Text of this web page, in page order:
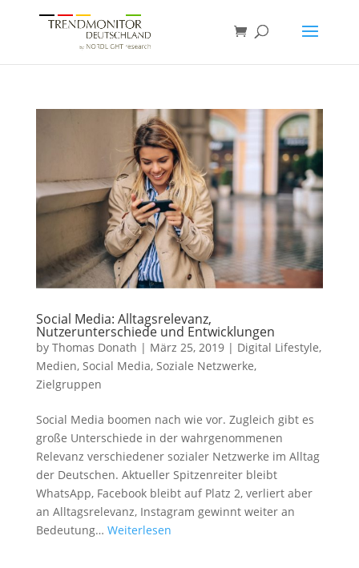
Social Media: Alltagsrelevanz,
Nutzerunterschiede und Entwicklungen
by Thomas Donath | März 25, 2019| Digital Lifestyle,
Medien, Social Media, Soziale Netzwerke,
Zielgruppen
Social Media boomen nach wie vor. Zugleich gibt es
große Unterschiede in der wahrgenommenen
Relevanz verschiedener sozialer Netzwerke im Alltag
der Deutschen. Aktueller Spitzenreiter bleibt
WhatsApp, Facebook bleibt auf Platz 2, verliert aber
an Alltagsrelevanz, Instagram gewinnt weiter an
Bedeutung… Weiterlesen